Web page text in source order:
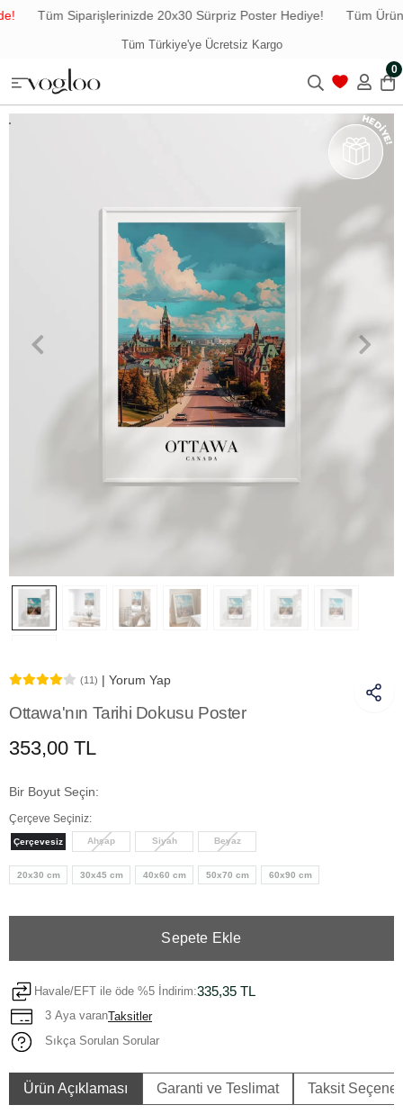
Tüm Siparişlerinizde 20x30 Sürpriz Poster Hediye! Tüm
Tüm Türkiye'ye Ücretsiz Kargo
0
(11) | Yorum Yap
Ottawa'nın Tarihi Dokusu Poster
353,00 TL
Bir Boyut Seçin:
Çerçeve Seçiniz:
Çerçevesiz Ahşap Siyah Beyaz
20x30 cm 30x45 cm 40x60 cm 50x70 cm 60x90 cm
Sepete Ekle
Havale/EFT ile öde %5 İndirim:335,35 TL
3 Aya varanTaksitler
Sıkça Sorulan Sorular
Ürün Açıklaması Garanti ve Teslimat Taksit